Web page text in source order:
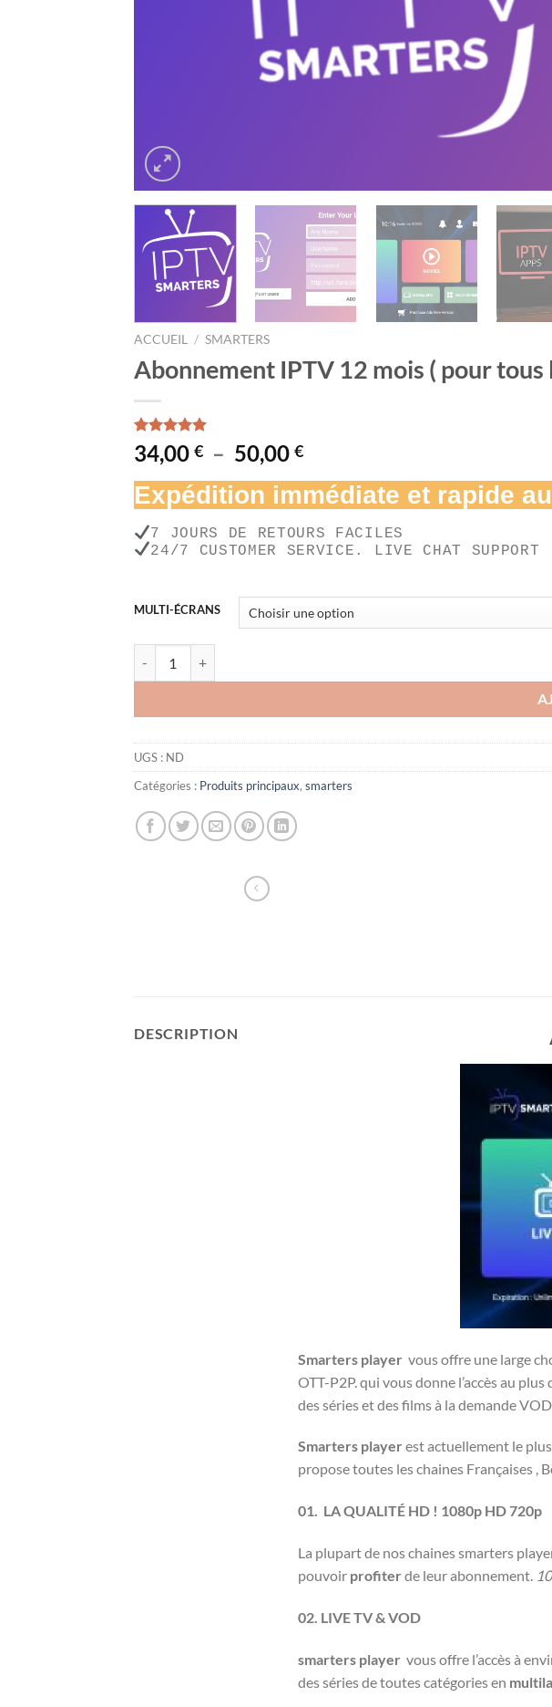
ACCUEIL / SMARTERS
Abonnement IPTV 12 mois ( pour tous
Noté5.00
sur 5 basé
1
client
34,00 € – 50,00 €Plage
prix :
34,00 €
à
50,00 €
Expédition immédiate et rapide
7 JOURS DE RETOURS FACILES
24/7 CUSTOMER SERVICE. LIVE CHAT SUPPORT
MULTI-ÉCRANS
UGS : ND
Catégories : Produits principaux, smarters
DESCRIPTION
Smarters player vous offre une large
OTT-P2P. qui vous donne l’accès au
des séries et des films à la demande
Smarters player est actuellement le
propose toutes les chaines Françaises ,
01. LA QUALITÉ HD ! 1080p HD 720p
La plupart de nos chaines smarters
pouvoir profiter de leur abonnement.
02. LIVE TV & VOD
smarters player vous offre l’accès à
des séries de toutes catégories en